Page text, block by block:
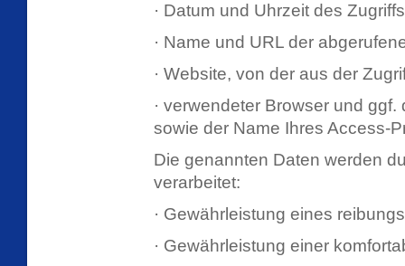
· Datum und Uhrzeit des
· Name und URL der
· Website, von der aus der
· verwendeter Browser und
sowie der Name Ihres Access-
Die genannten Daten werden
verarbeitet:
· Gewährleistung eines
· Gewährleistung einer